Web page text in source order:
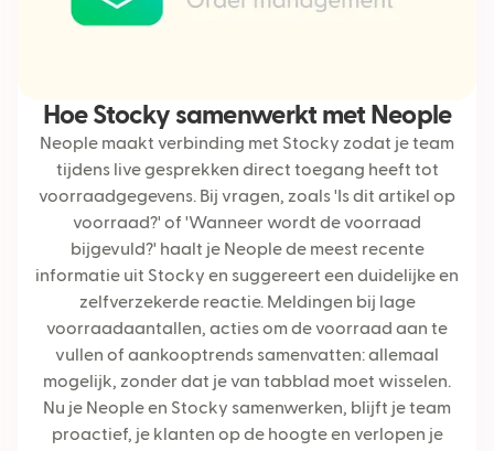
Hoe Stocky samenwerkt met Neople
Neople maakt verbinding met Stocky zodat je team
tijdens live gesprekken direct toegang heeft tot
voorraadgegevens. Bij vragen, zoals 'Is dit artikel op
voorraad?' of 'Wanneer wordt de voorraad
bijgevuld?' haalt je Neople de meest recente
informatie uit Stocky en suggereert een duidelijke en
zelfverzekerde reactie. Meldingen bij lage
voorraadaantallen, acties om de voorraad aan te
vullen of aankooptrends samenvatten: allemaal
mogelijk, zonder dat je van tabblad moet wisselen.
Nu je Neople en Stocky samenwerken, blijft je team
proactief, je klanten op de hoogte en verlopen je